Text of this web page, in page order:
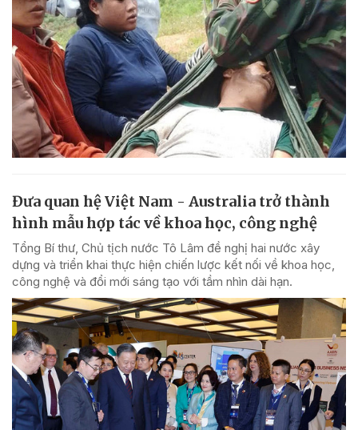
Đưa quan hệ Việt Nam - Australia trở thành
hình mẫu hợp tác về khoa học, công nghệ
Tổng Bí thư, Chủ tịch nước Tô Lâm đề nghị hai nước xây
dựng và triển khai thực hiện chiến lược kết nối về khoa học,
công nghệ và đổi mới sáng tạo với tầm nhìn dài hạn.